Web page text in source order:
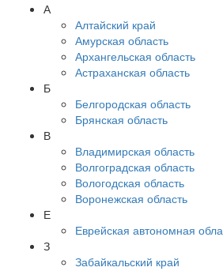
А
Алтайский край
Амурская область
Архангельская область
Астраханская область
Б
Белгородская область
Брянская область
В
Владимирская область
Волгоградская область
Вологодская область
Воронежская область
Е
Еврейская автономная
З
Забайкальский край